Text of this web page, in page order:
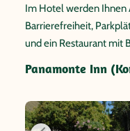
Im Hotel werden
Barrierefreiheit,
und ein Restaurant mit
Panamonte Inn